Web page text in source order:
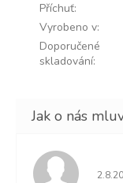
Příchuť:
Vyrobeno v:
Doporučené
skladování: